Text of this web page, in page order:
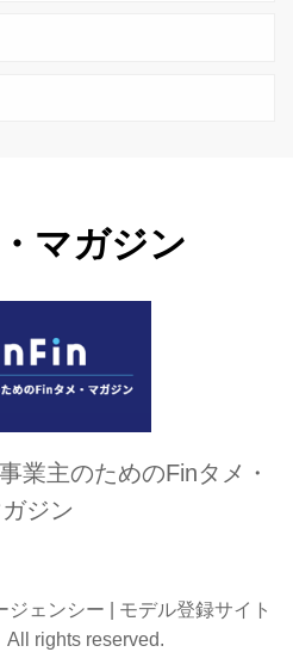
マガジン
業主のためのFinタメ・
ジン
ェンシー | モデル登録サイト
All rights reserved.